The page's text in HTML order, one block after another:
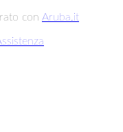
con Aruba.it